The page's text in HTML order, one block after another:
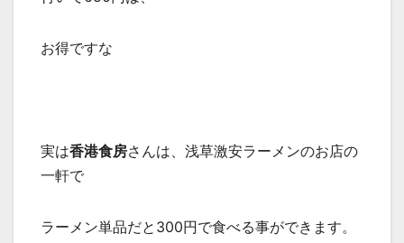
お得ですな
実は香港食房さんは、浅草激安ラーメンのお店の
一軒で
ラーメン単品だと300円で食べる事ができます。